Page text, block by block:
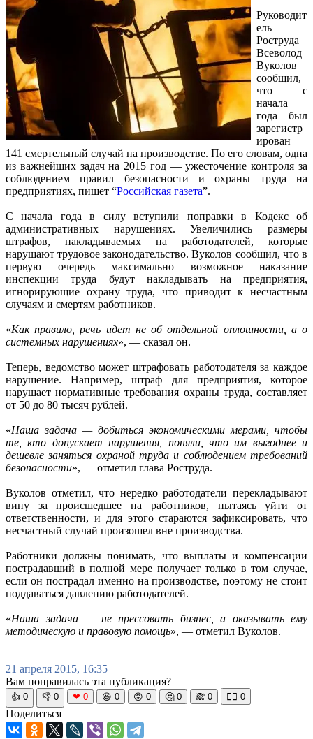
Руководит
ель
Роструда
Всеволод
Вуколов
сообщил,
что с
начала
года был
зарегистр
ирован
141 смертельный случай на производстве. По его словам, одна
из важнейших задач на 2015 год — ужесточение контроля за
соблюдением правил безопасности и охраны труда на
предприятиях, пишет “Российская газета”.
С начала года в силу вступили поправки в Кодекс об
административных нарушениях. Увеличились размеры
штрафов, накладываемых на работодателей, которые
нарушают трудовое законодательство. Вуколов сообщил, что в
первую очередь максимально возможное наказание
инспекции труда будут накладывать на предприятия,
игнорирующие охрану труда, что приводит к несчастным
случаям и смертям работников.
«Как правило, речь идет не об отдельной оплошности, а о
системных нарушениях», — сказал он.
Теперь, ведомство может штрафовать работодателя за каждое
нарушение. Например, штраф для предприятия, которое
нарушает нормативные требования охраны труда, составляет
от 50 до 80 тысяч рублей.
«Наша задача — добиться экономическими мерами, чтобы
те, кто допускает нарушения, поняли, что им выгоднее и
дешевле заняться охраной труда и соблюдением требований
безопасности», — отметил глава Роструда.
Вуколов отметил, что нередко работодатели перекладывают
вину за происшедшее на работников, пытаясь уйти от
ответственности, и для этого стараются зафиксировать, что
несчастный случай произошел вне производства.
Работники должны понимать, что выплаты и компенсации
пострадавший в полной мере получает только в том случае,
если он пострадал именно на производстве, поэтому не стоит
поддаваться давлению работодателей.
«Наша задача — не прессовать бизнес, а оказывать ему
методическую и правовую помощь», — отметил Вуколов.
21 апреля 2015, 16:35
Вам понравилась эта публикация?
👍 0 👎 0 ❤ 0 😆 0 😡 0 🤔 0 🙈 0 🧘‍♀️ 0
Поделиться